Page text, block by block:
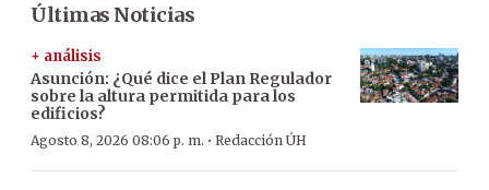
Últimas Noticias
+ análisis
Asunción: ¿Qué dice el Plan Regulador
sobre la altura permitida para los
edificios?
Agosto 8, 2026 08:06 p. m. · Redacción ÚH